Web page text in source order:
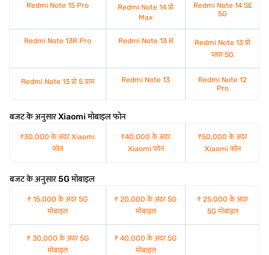
Redmi Note 15 Pro
Redmi Note 14 प्रो
Max
Redmi Note 14 SE
5G
Redmi Note 13R Pro Redmi Note 13 R
Redmi Note 13 प्रो
प्लस 5G
Redmi Note 13 प्रो 5 ग्राम Redmi Note 13
Redmi Note 12
Pro
बजट के अनुसार Xiaomi मोबाइल फोन
₹30,000 के अंदर Xiaomi
फोन
₹40,000 के अंदर
Xiaomi फोन
₹50,000 के अंदर
Xiaomi फोन
बजट के अनुसार 5G मोबाइल
₹ 15,000 के अंदर 5G
मोबाइल
₹ 20,000 के अंदर 5G
मोबाइल
₹ 25.000 के अंदर
5G मोबाइल
₹ 30,000 के अंदर 5G
मोबाइल
₹ 40,000 के अंदर 5G
मोबाइल